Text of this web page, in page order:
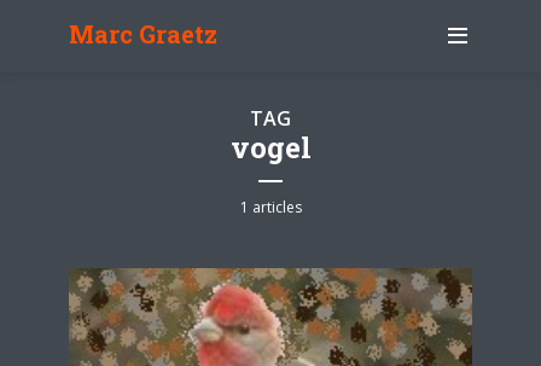
Marc Graetz
TAG
vogel
1 articles